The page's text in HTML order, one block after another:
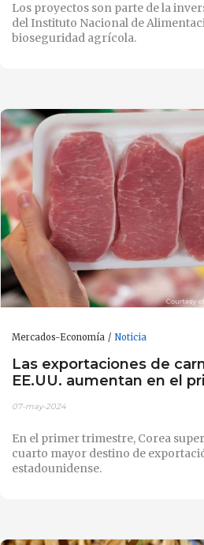
Los proyectos son parte de la
del Instituto Nacional de
bioseguridad agrícola.
Mercados-Economía Noticia
Las exportaciones de
EE.UU. aumentan en el
07-may-2024
En el primer trimestre, Corea
cuarto mayor destino de
estadounidense.